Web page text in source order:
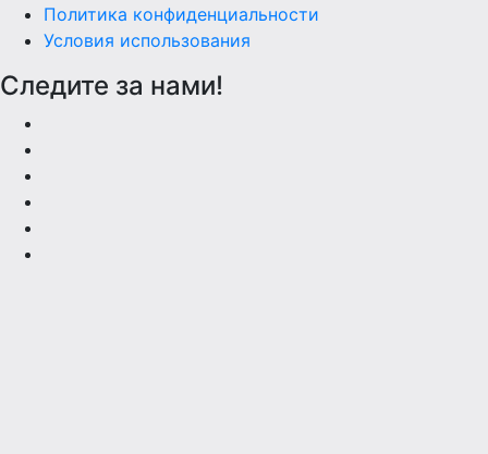
Политика конфиденциальности
Условия использования
Следите за нами!